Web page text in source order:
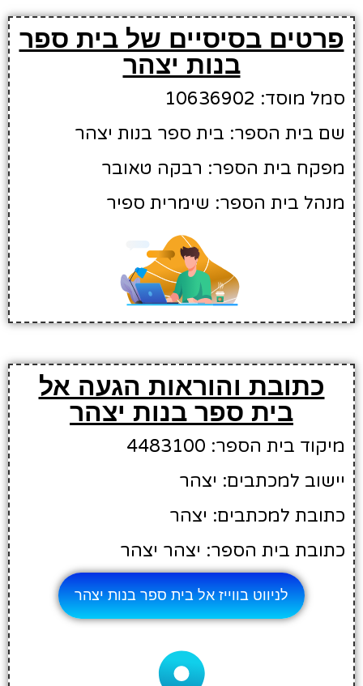
פרטים בסיסיים של בית ספר
בנות יצהר
סמל מוסד: 10636902
שם בית הספר: בית ספר בנות יצהר
מפקח בית הספר: רבקה טאובר
מנהל בית הספר: שימרית ספיר
כתובת והוראות הגעה אל
בית ספר בנות יצהר
מיקוד בית הספר: 4483100
יישוב למכתבים: יצהר
כתובת למכתבים: יצהר
כתובת בית הספר: יצהר יצהר
לניווט בווייז אל בית ספר בנות יצהר